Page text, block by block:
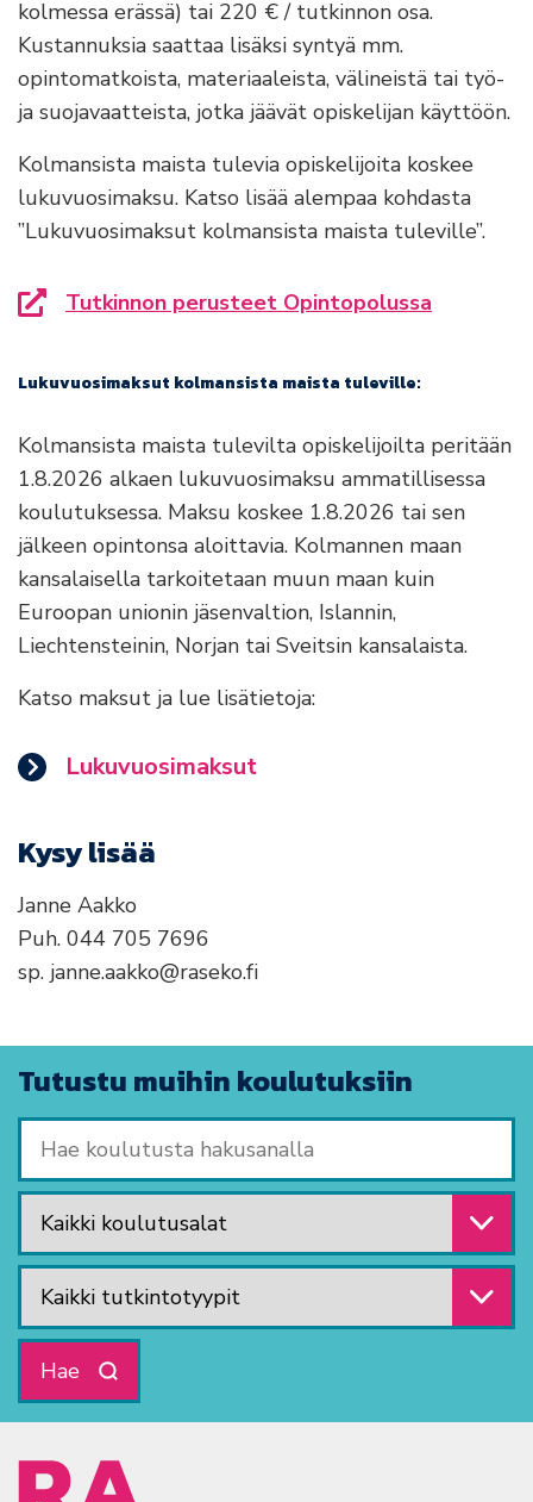
kolmessa erässä) tai 220 € / tutkinnon osa.
Kustannuksia saattaa lisäksi syntyä mm.
opintomatkoista, materiaaleista, välineistä tai työ-
ja suojavaatteista, jotka jäävät opiskelijan käyttöön.
Kolmansista maista tulevia opiskelijoita koskee
lukuvuosimaksu. Katso lisää alempaa kohdasta
”Lukuvuosimaksut kolmansista maista tuleville”.
Tutkinnon perusteet Opintopolussa
Siirryt toiselle sivustolle
Lukuvuosimaksut kolmansista maista tuleville:
Kolmansista maista tulevilta opiskelijoilta peritään
1.8.2026 alkaen lukuvuosimaksu ammatillisessa
koulutuksessa. Maksu koskee 1.8.2026 tai sen
jälkeen opintonsa aloittavia. Kolmannen maan
kansalaisella tarkoitetaan muun maan kuin
Euroopan unionin jäsenvaltion, Islannin,
Liechtensteinin, Norjan tai Sveitsin kansalaista.
Katso maksut ja lue lisätietoja:
Lukuvuosimaksut
Kysy lisää
Janne Aakko
Puh. 044 705 7696
sp. janne.aakko@raseko.fi
Tutustu muihin koulutuksiin
Valitse koulutusala
Valitse tutkintotyyppi